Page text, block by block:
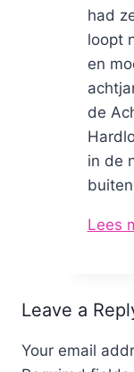
had
loopt
en
de
in de
Lees
Leave a
Your email